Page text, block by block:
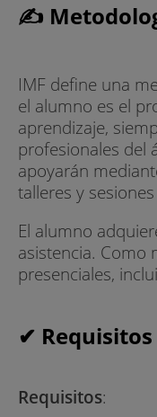
✍
IMF define una
el alumno es el
aprendizaje,
profesionales del
apoyarán
talleres y
El alumno
asistencia. Como
presenciales,
✔ Requisitos
Requisitos: